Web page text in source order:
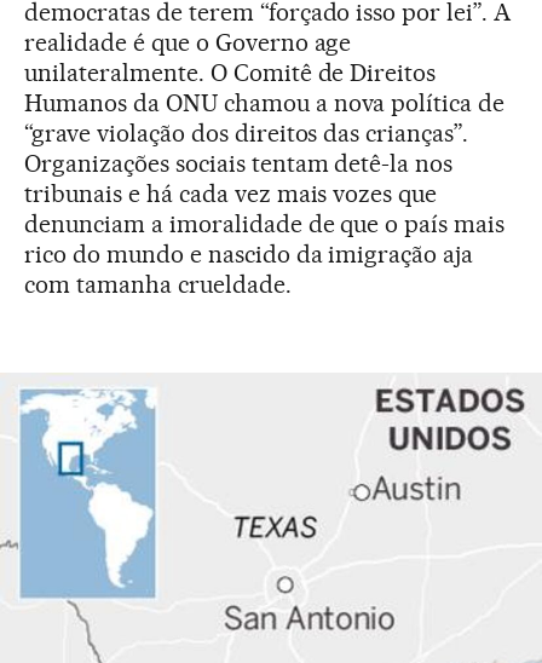
democratas de terem “forçado isso por lei”. A
realidade é que o Governo age
unilateralmente. O Comitê de Direitos
Humanos da ONU chamou a nova política de
“grave violação dos direitos das crianças”.
Organizações sociais tentam detê-la nos
tribunais e há cada vez mais vozes que
denunciam a imoralidade de que o país mais
rico do mundo e nascido da imigração aja
com tamanha crueldade.